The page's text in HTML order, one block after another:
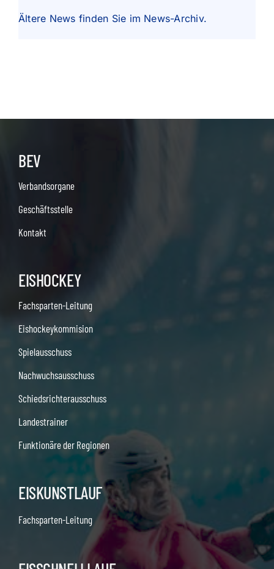
Ältere News finden Sie im News-Archiv.
BEV
Verbandsorgane
Geschäftsstelle
Kontakt
EISHOCKEY
Fachsparten-Leitung
Eishockeykommision
Spielausschuss
Nachwuchsausschuss
Schiedsrichterausschuss
Landestrainer
Funktionäre der Regionen
EISKUNSTLAUF
Fachsparten-Leitung